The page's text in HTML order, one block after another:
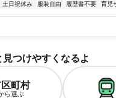
土日祝休み 服装自由 履歴書不要 育児
つけやすくなるよ
町村
ら選ぶ